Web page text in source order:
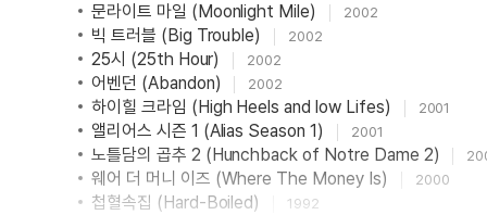
문라이트 마일 (Moonlight Mile) 2002
빅 트러블 (Big Trouble) 2002
25시 (25th Hour) 2002
어벤던 (Abandon) 2002
하이힐 크라임 (High Heels and low Lifes) 2001
앨리어스 시즌 1 (Alias Season 1) 2001
노틀담의 곱추 2 (Hunchback of Notre Dame 2)
웨어 더 머니 이즈 (Where The Money Is) 2000
첩혈속집 (Hard-Boiled) 1992